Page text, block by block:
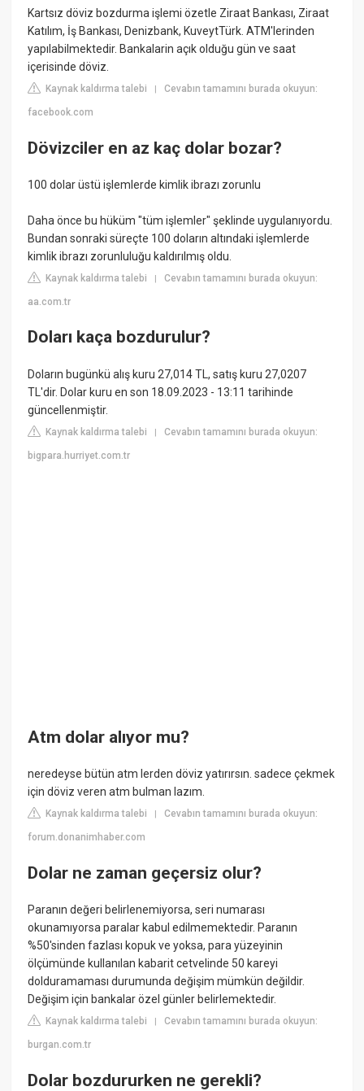
Kartsız döviz bozdurma işlemi özetle Ziraat Bankası, Ziraat
Katılım, İş Bankası, Denizbank, KuveytTürk. ATM'lerinden
yapılabilmektedir. Bankalarin açık olduğu gün ve saat
içerisinde döviz.
Kaynak kaldırma talebi |Cevabın tamamını burada okuyun:
facebook.com
Dövizciler en az kaç dolar bozar?
100 dolar üstü işlemlerde kimlik ibrazı zorunlu
Daha önce bu hüküm "tüm işlemler" şeklinde uygulanıyordu.
Bundan sonraki süreçte 100 doların altındaki işlemlerde
kimlik ibrazı zorunluluğu kaldırılmış oldu.
Kaynak kaldırma talebi |Cevabın tamamını burada okuyun:
aa.com.tr
Doları kaça bozdurulur?
Doların bugünkü alış kuru 27,014 TL, satış kuru 27,0207
TL'dir. Dolar kuru en son 18.09.2023 - 13:11 tarihinde
güncellenmiştir.
Kaynak kaldırma talebi |Cevabın tamamını burada okuyun:
bigpara.hurriyet.com.tr
Atm dolar alıyor mu?
neredeyse bütün atm lerden döviz yatırırsın. sadece çekmek
için döviz veren atm bulman lazım.
Kaynak kaldırma talebi |Cevabın tamamını burada okuyun:
forum.donanimhaber.com
Dolar ne zaman geçersiz olur?
Paranın değeri belirlenemiyorsa, seri numarası
okunamıyorsa paralar kabul edilmemektedir. Paranın
%50'sinden fazlası kopuk ve yoksa, para yüzeyinin
ölçümünde kullanılan kabarit cetvelinde 50 kareyi
dolduramaması durumunda değişim mümkün değildir.
Değişim için bankalar özel günler belirlemektedir.
Kaynak kaldırma talebi |Cevabın tamamını burada okuyun:
burgan.com.tr
Dolar bozdururken ne gerekli?